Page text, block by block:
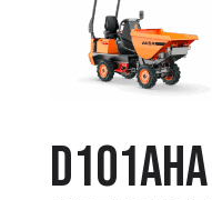
D101AHA